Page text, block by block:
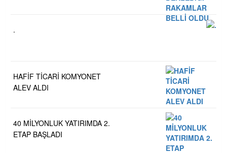
.
HAFİF TİCARİ KOMYONET
ALEV ALDI
40 MİLYONLUK YATIRIMDA 2.
ETAP BAŞLADI